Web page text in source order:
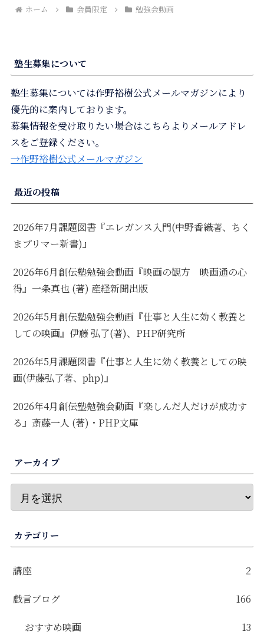
ホーム 会員限定 勉強会動画
塾生募集について
塾生募集については作野裕樹公式メールマガジンにより
優先的に案内しております。
募集情報を受け取りたい場合はこちらよりメールアドレ
スをご登録ください。
→作野裕樹公式メールマガジン
最近の投稿
2026年7月課題図書『エレガンス入門(中野香織著、ちく
まプリマー新書)』
2026年6月創伝塾勉強会動画『映画の観方 映画通の心
得』一条真也 (著) 産経新聞出版
2026年5月創伝塾勉強会動画『仕事と人生に効く教養と
しての映画』伊藤 弘了(著)、PHP研究所
2026年5月課題図書『仕事と人生に効く教養としての映
画(伊藤弘了著、php)』
2026年4月創伝塾勉強会動画『楽しんだ人だけが成功す
る』斎藤一人 (著)・PHP文庫
アーカイブ
カテゴリー
講座 2
戯言ブログ 166
おすすめ映画 13